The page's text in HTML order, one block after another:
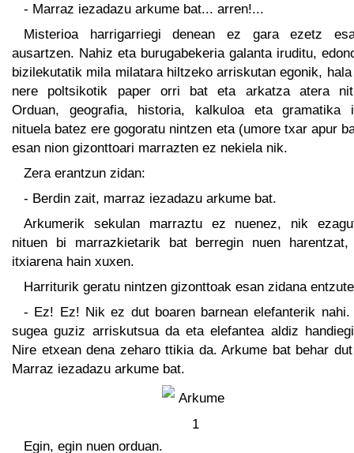
- Marraz iezadazu arkume bat... arren!...
Misterioa harrigarriegi denean ez gara ezetz
ausartzen. Nahiz eta burugabekeria galanta iruditu,
bizilekutatik mila milatara hiltzeko arriskutan egonik,
nere poltsikotik paper orri bat eta arkatza atera
Orduan, geografia, historia, kalkuloa eta gramatika
nituela batez ere gogoratu nintzen eta (umore txar apur
esan nion gizonttoari marrazten ez nekiela nik.
Zera erantzun zidan:
- Berdin zait, marraz iezadazu arkume bat.
Arkumerik sekulan marraztu ez nuenez, nik
nituen bi marrazkietarik bat berregin nuen harentzat,
itxiarena hain xuxen.
Harriturik geratu nintzen gizonttoak esan zidana
- Ez! Ez! Nik ez dut boaren barnean elefanterik nahi.
sugea guziz arriskutsua da eta elefantea aldiz
Nire etxean dena zeharo ttikia da. Arkume bat behar
Marraz iezadazu arkume bat.
Egin, egin nuen orduan.